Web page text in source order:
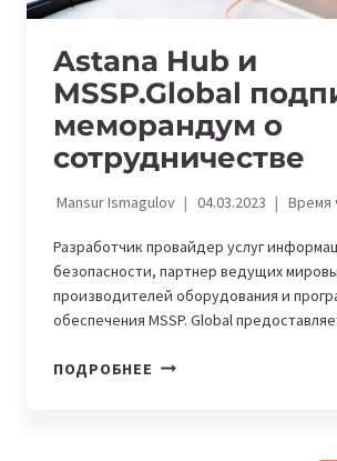
Astana Hub и
MSSP.Global
меморандум о
сотрудничестве
Mansur Ismagulov 04.03.2023 Время
Разработчик провайдер услуг
безопасности, партнер ведущих
производителей оборудования и
обеспечения MSSP. Global
ПОДРОБНЕЕ ASTANA